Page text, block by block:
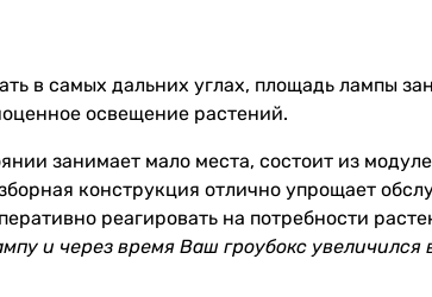
в самых дальних углах, площадь лампы
освещение растений.
занимает мало места, состоит из
конструкция отлично упрощает
реагировать на потребности
и через время Ваш гроубокс